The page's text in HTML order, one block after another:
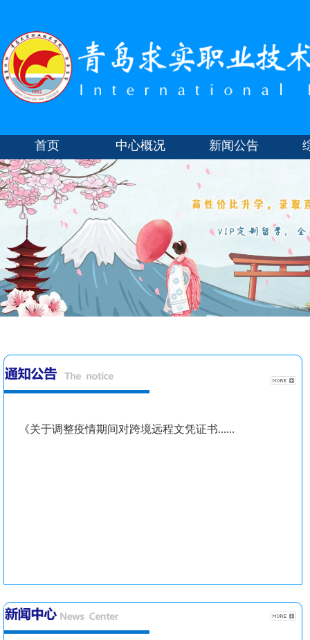
首页 中心概况 新闻公告
《关于调整疫情期间对跨境远程文凭证书......